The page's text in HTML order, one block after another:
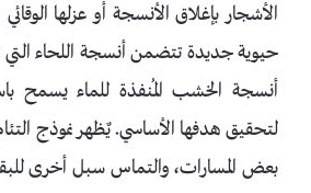
الأشجار بإغلاق الأنسجة أو عزلها
حيوية جديدة تتضمن أنسجة اللحاء
أنسجة الخشب المُنفذة للماء يسمح
لتحقيق هدفها الأساسي. يٌظهر نموذج
بعض المسارات، والتماس سبل أخرى